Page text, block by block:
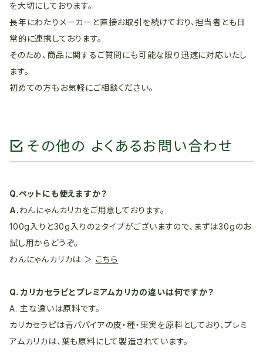
を大切にしております。
長年にわたりメーカーと直接お取引を続けており、担当者とも日
常的に連携しております。
そのため、商品に関するご質問にも可能な限り迅速に対応いたし
ます。
初めての方もお気軽にご相談ください。
その他の よくあるお問い合わせ
Q.ペットにも使えますか？
A.わんにゃんカリカをご用意しております。
100g入りと30g入りの２タイプがございますので、まずは30gのお
試し用からどうぞ。
わんにゃんカリカは ＞ こちら
Q. カリカセラピとプレミアムカリカの違いは何ですか？
A. 主な違いは原料です。
カリカセラピは青パパイアの皮・種・果実を原料としており、プレミ
アムカリカは、葉も原料にして製造されています。